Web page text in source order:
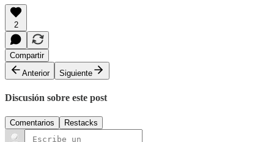
2
Compartir
Anterior
Siguiente
Discusión sobre este post
Comentarios Restacks